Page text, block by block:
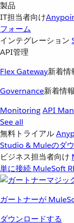
製品
IT担当者向け
フォーム
インテグレーション
API管理
Flex Gateway新着情
Governance新着情報
MonitoringAPI
See all
無料トライアル
Studio & Muleのダ
ビジネス担当者向け
単に接続 MuleSoft
ガートナーが
ダウンロードする